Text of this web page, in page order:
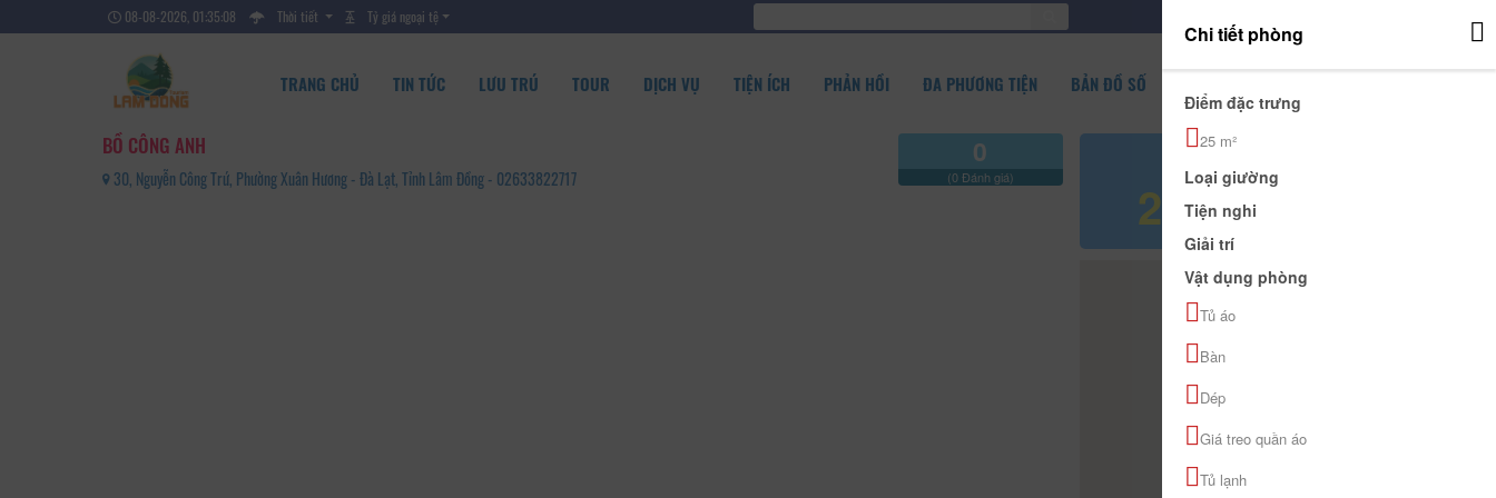
08-08-2026, 01:35:09 Thời tiết Tỷ giá ngoại tệ
TRANG CHỦ TIN TỨC LƯU TRÚ TOUR DỊCH VỤ TIỆN ÍCH PHẢN HỒI ĐA PHƯƠNG TIỆN BẢN ĐỒ SỐ
BỒ CÔNG ANH
30, Nguyễn Công Trứ, Phường Xuân Hương - Đà Lạt, Tỉnh Lâm Đồng - 02633822717
0
(0 Đánh giá)
Giá tham khảo
200.000 đ
Chi tiết phòng
Điểm đặc trưng
25 m²
Loại giường
Tiện nghi
Giải trí
Vật dụng phòng
Tủ áo
Bàn
Dép
Giá treo quần áo
Tủ lạnh